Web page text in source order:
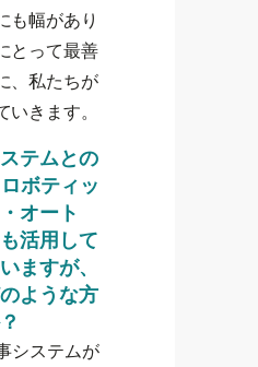
も幅があり
とって最善
、私たちが
いきます。
テムとの
ボティッ
オート
活用して
ますが、
ような方
システムが